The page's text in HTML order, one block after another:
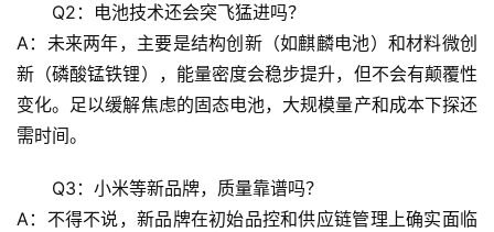
求
真
Q2：电池技术还会突飞猛进吗？
A：未来两年，主要是结构创新（如麒麟电池）和材料微创
新 （磷酸锰铁锂），能量密度会稳步提升，但不会有颠覆性
变化。足以缓解焦虑的固态电池，大规模量产和成本下探还
需时间。
Q3：小米等新品牌，质量靠谱吗？
A：不得不说，新品牌在初始品控和供应链管理上确实面临